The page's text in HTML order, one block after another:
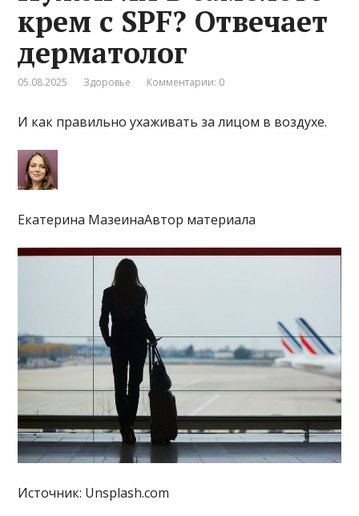
крем с SPF? Отвечает
дерматолог
05.08.2025 Здоровье Комментарии: 0
И как правильно ухаживать за лицом в воздухе.
Екатерина МазеинаАвтор материала
Источник: Unsplash.com